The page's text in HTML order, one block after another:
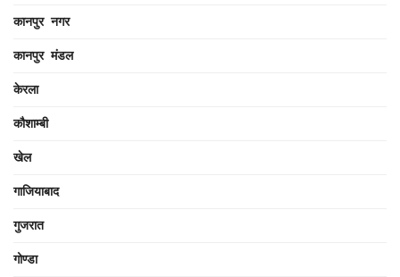
कानपुर नगर
कानपुर मंडल
केरला
कौशाम्बी
खेल
गाजियाबाद
गुजरात
गोण्डा